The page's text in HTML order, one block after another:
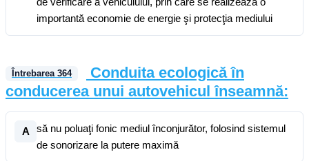
importantă economie de energie şi protecţia mediului
Întrebarea 364
Conduita ecologică în
conducerea unui autovehicul înseamnă:
A
să nu poluaţi fonic mediul înconjurător, folosind sistemul
de sonorizare la putere maximă